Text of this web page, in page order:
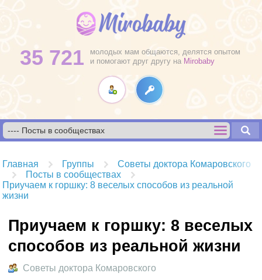
35 721
молодых мам общаются, делятся опытом
и помогают друг другу на Mirobaby
Главная Группы
Советы доктора Комаровского
Посты в сообществах
Приучаем к горшку: 8 веселых способов из реальной
жизни
Приучаем к горшку: 8 веселых
способов из реальной жизни
Советы доктора Комаровского